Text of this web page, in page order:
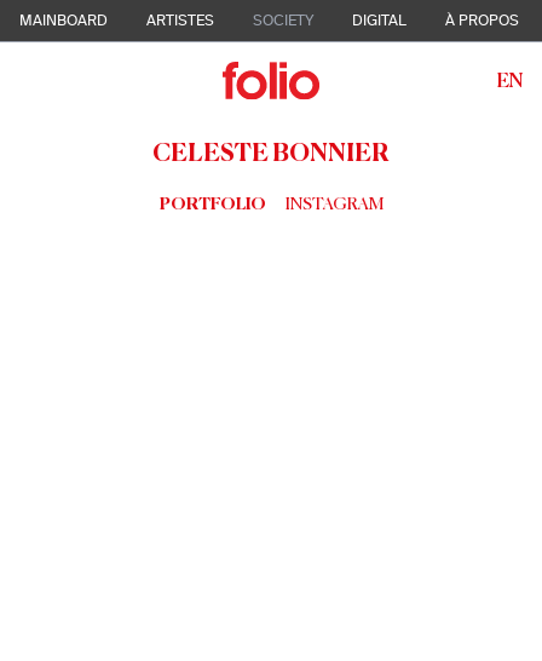
MAINBOARD ARTISTES SOCIETY DIGITAL À PROPOS
EN
CELESTE BONNIER
PORTFOLIO INSTAGRAM